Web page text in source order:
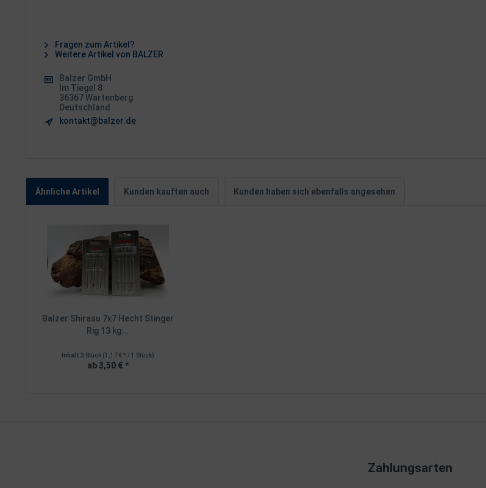
Fragen zum Artikel?
Weitere Artikel von BALZER
Balzer GmbH
Im Tiegel 8
36367 Wartenberg
Deutschland
kontakt@balzer.de
Ähnliche Artikel Kunden kauften auch Kunden haben sich ebenfalls angesehen
Balzer Shirasu 7x7 Hecht Stinger
Rig 13 kg...
Inhalt 3 Stück (1,17 € * / 1 Stück)
ab 3,50 € *
Zahlungsarten